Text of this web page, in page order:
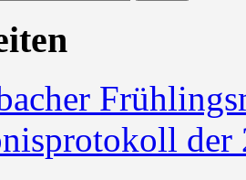
der